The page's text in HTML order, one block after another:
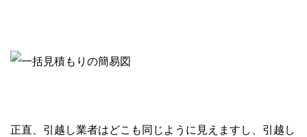
正直、引越し業者はどこも同じように見えますし、引越し